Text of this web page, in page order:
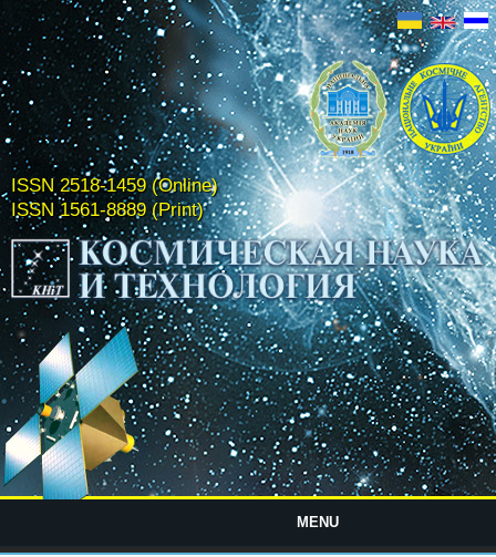
ISSN 2518-1459 (Online)
ISSN 1561-8889 (Print)
MENU